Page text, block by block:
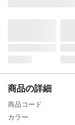
商品の詳細
商品コード
カラー